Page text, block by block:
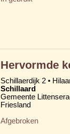
Hervormde
Schillaerdijk 2 •
Schillaard
Gemeente
Friesland
Afgebroken